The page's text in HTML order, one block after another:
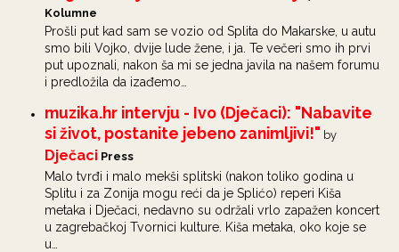
Kolumne
Prošli put kad sam se vozio od Splita do Makarske, u autu
smo bili Vojko, dvije lude žene, i ja. Te večeri smo ih prvi
put upoznali, nakon ša mi se jedna javila na našem forumu
i predložila da izađemo…
muzika.hr intervju - Ivo (Dječaci): "Nabavite
si život, postanite jebeno zanimljivi!" by
Dječaci Press
Malo tvrđi i malo mekši splitski (nakon toliko godina u
Splitu i za Zonija mogu reći da je Splićo) reperi Kiša
metaka i Dječaci, nedavno su održali vrlo zapažen koncert
u zagrebačkoj Tvornici kulture. Kiša metaka, oko koje se
u…